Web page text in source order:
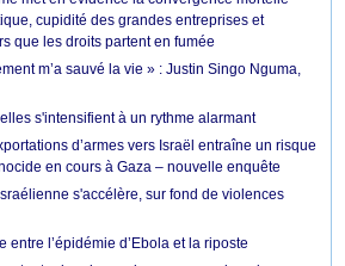
cupidité des grandes entreprises et
que les droits partent en fumée
m’a sauvé la vie » : Justin Singo Nguma,
s'intensifient à un rythme alarmant
d’armes vers Israël entraîne un risque
en cours à Gaza – nouvelle enquête
s'accélère, sur fond de violences
entre l’épidémie d’Ebola et la riposte